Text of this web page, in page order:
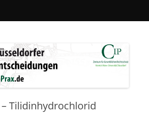
Entscheidungen
Tilidinhydrochlorid